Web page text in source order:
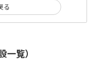
覧）
る